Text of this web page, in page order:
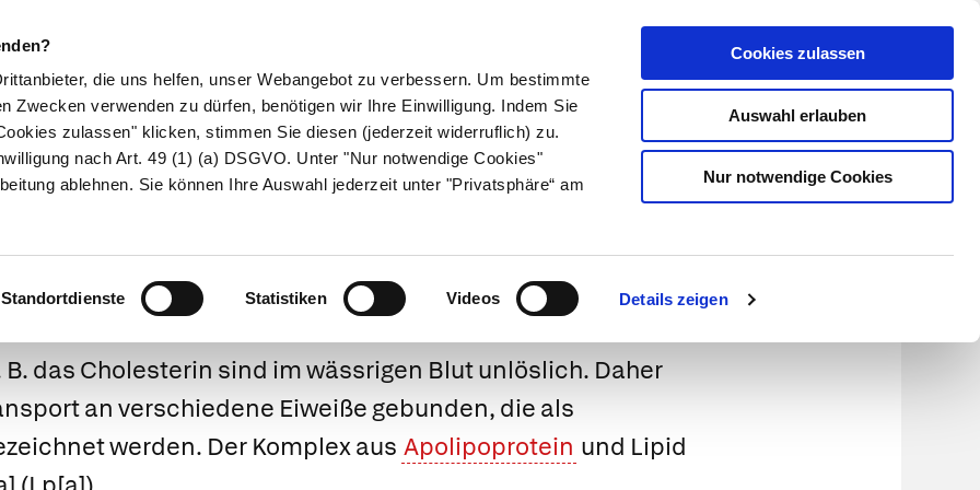
die uns helfen, unser Webangebot zu verbessern. Um bestimmte
Zwecken verwenden zu dürfen, benötigen wir Ihre Einwilligung. Indem Sie
zulassen" klicken, stimmen Sie diesen (jederzeit widerruflich) zu.
nach Art. 49 (1) (a) DSGVO. Unter "Nur notwendige Cookies"
ablehnen. Sie können Ihre Auswahl jederzeit unter "Privatsphäre“ am
Standortdienste Statistiken Videos Details zeigen
Cookies zulassen
Auswahl erlauben
Nur notwendige Cookies
Kundenlogin
Suche
Naturheilkunde Eltern & Kind Gesund leben Über uns
Lipoprotein
B. das Cholesterin sind im wässrigen Blut unlöslich. Daher
an verschiedene Eiweiße gebunden, die als
werden. Der Komplex aus Apolipoprotein und Lipid